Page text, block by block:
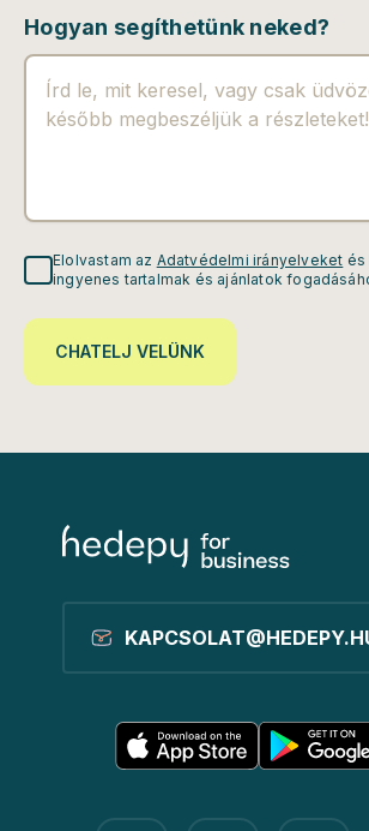
Hogyan segíthetünk neked?
Elolvastam az Adatvédelmi irányelveket és
ingyenes tartalmak és ajánlatok
CHATELJ VELÜNK